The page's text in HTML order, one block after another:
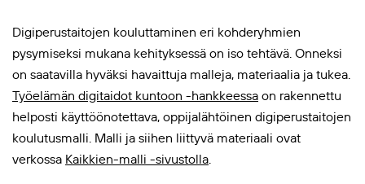
Digiperustaitojen kouluttaminen eri kohderyhmien
pysymiseksi mukana kehityksessä on iso tehtävä. Onneksi
on saatavilla hyväksi havaittuja malleja, materiaalia ja tukea.
Työelämän digitaidot kuntoon -hankkeessa on rakennettu
helposti käyttöönotettava, oppijalähtöinen digiperustaitojen
koulutusmalli. Malli ja siihen liittyvä materiaali ovat
verkossa Kaikkien-malli -sivustolla